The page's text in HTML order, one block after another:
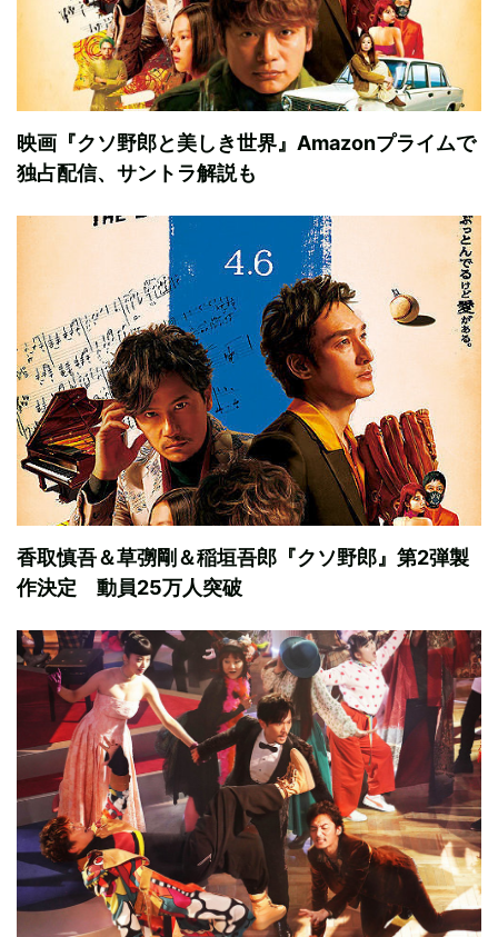
映画『クソ野郎と美しき世界』Amazonプライムで
独占配信、サントラ解説も
香取慎吾＆草彅剛＆稲垣吾郎『クソ野郎』第2弾製
作決定 動員25万人突破